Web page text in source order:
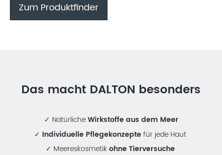
Zum Produktfinder
Das macht DALTON besonders
✓ NatürlicheWirkstoffe aus dem Meer
✓ Individuelle Pflegekonzeptefür jede Haut
✓ Meereskosmetikohne Tierversuche